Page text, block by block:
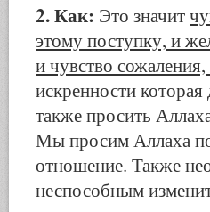
2. Как: Это значит
этому поступку, и
и чувство
искренности
также просить
Мы просим Аллаха
отношение. Также
неспособным